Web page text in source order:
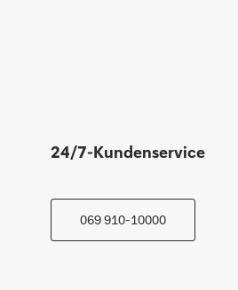
24/7-Kundenservice
069 910-10000